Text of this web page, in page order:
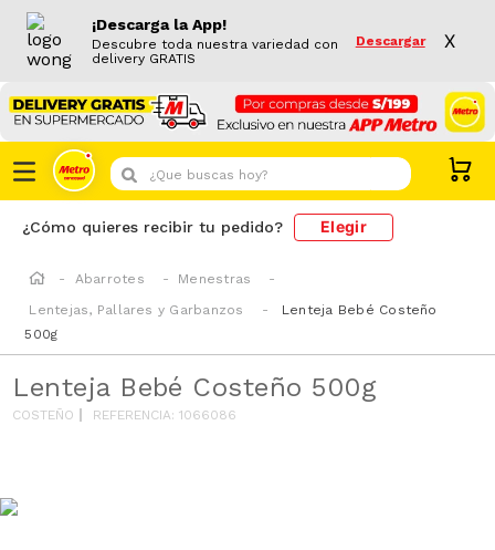
¡Descarga la App!
Descubre toda nuestra variedad con
delivery GRATIS
Descargar X
¿Que buscas hoy?
¿Cómo quieres recibir tu pedido? Elegir
Abarrotes
Menestras
Lentejas, Pallares y Garbanzos
Lenteja Bebé Costeño
500g
Lenteja Bebé Costeño 500g
COSTEÑO REFERENCIA:1066086